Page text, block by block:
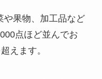
や果物、加工品など
点ほど並んでお
えます。